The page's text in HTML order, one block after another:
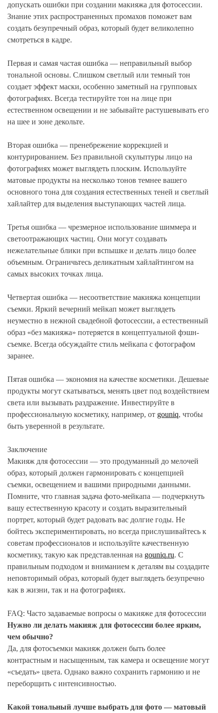
допускать ошибки при создании макияжа для фотосессии.
Знание этих распространенных промахов поможет вам
создать безупречный образ, который будет великолепно
смотреться в кадре.
Первая и самая частая ошибка — неправильный выбор
тональной основы. Слишком светлый или темный тон
создает эффект маски, особенно заметный на групповых
фотографиях. Всегда тестируйте тон на лице при
естественном освещении и не забывайте растушевывать его
на шее и зоне декольте.
Вторая ошибка — пренебрежение коррекцией и
контурированием. Без правильной скульптуры лицо на
фотографиях может выглядеть плоским. Используйте
матовые продукты на несколько тонов темнее вашего
основного тона для создания естественных теней и светлый
хайлайтер для выделения выступающих частей лица.
Третья ошибка — чрезмерное использование шиммера и
светоотражающих частиц. Они могут создавать
нежелательные блики при вспышке и делать лицо более
объемным. Ограничьтесь деликатным хайлайтингом на
самых высоких точках лица.
Четвертая ошибка — несоответствие макияжа концепции
съемки. Яркий вечерний мейкап может выглядеть
неуместно в нежной свадебной фотосессии, а естественный
образ «без макияжа» потеряется в концептуальной фэшн-
съемке. Всегда обсуждайте стиль мейкапа с фотографом
заранее.
Пятая ошибка — экономия на качестве косметики. Дешевые
продукты могут скатываться, менять цвет под воздействием
света или вызывать раздражение. Инвестируйте в
профессиональную косметику, например, от gouniq, чтобы
быть уверенной в результате.
Заключение
Макияж для фотосессии — это продуманный до мелочей
образ, который должен гармонировать с концепцией
съемки, освещением и вашими природными данными.
Помните, что главная задача фото-мейкапа — подчеркнуть
вашу естественную красоту и создать выразительный
портрет, который будет радовать вас долгие годы. Не
бойтесь экспериментировать, но всегда прислушивайтесь к
советам профессионалов и используйте качественную
косметику, такую как представленная на gouniq.ru. С
правильным подходом и вниманием к деталям вы создадите
неповторимый образ, который будет выглядеть безупречно
как в жизни, так и на фотографиях.
FAQ: Часто задаваемые вопросы о макияже для фотосессии
Нужно ли делать макияж для фотосессии более ярким,
чем обычно?
Да, для фотосъемки макияж должен быть более
контрастным и насыщенным, так камера и освещение могут
«съедать» цвета. Однако важно сохранить гармонию и не
переборщить с интенсивностью.
Какой тональный лучше выбрать для фото — матовый